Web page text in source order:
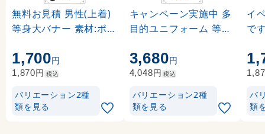
無料お見積 男性(上着)
等身大バナー 素材:ポン
1,700円
1,870円 税込
バリエーション2種
類を見る
キャンペーン実施中 多
目的ユニフォーム 等身
ト(厚手生地) (62281)
3,680円
4,048円 税込
バリエーション2種
類を見る
イ
で
ポ
80)
バ
類